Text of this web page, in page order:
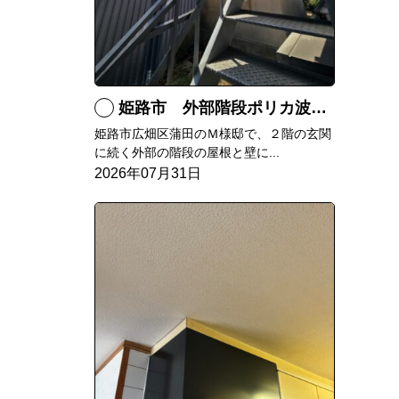
姫路市 外部階段ポリカ波板張替工事
姫路市広畑区蒲田のＭ様邸で、２階の玄関
に続く外部の階段の屋根と壁に...
2026年07月31日